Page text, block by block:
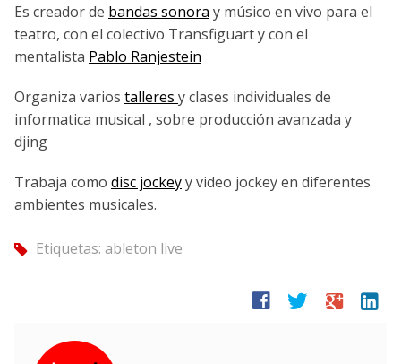
Es creador de bandas sonora y músico en vivo para el
teatro, con el colectivo Transfiguart y con el
mentalista Pablo Ranjestein
Organiza varios talleres y clases individuales de
informatica musical , sobre producción avanzada y
djing
Trabaja como disc jockeyy video jockey en diferentes
ambientes musicales.
tag Etiquetas: ableton live
facebook twitter google linkedin